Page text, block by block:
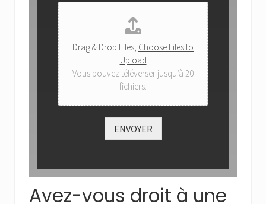
Drag & Drop Files, Choose Files to
Upload
Vous pouvez téléverser jusqu’à 20
fichiers.
ENVOYER
Avez-vous droit à une